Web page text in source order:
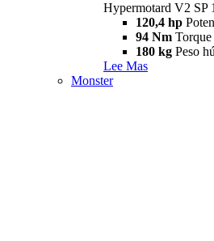
Hypermotard V2 SP
120,4 hp
94 Nm Torque
180 kg Peso
Lee Mas
Monster